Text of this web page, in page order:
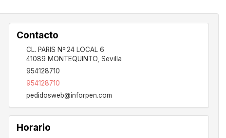
Contacto
CL. PARIS Nº:24 LOCAL 6
41089 MONTEQUINTO, Sevilla
954128710
954128710
pedidosweb@inforpen.com
Horario